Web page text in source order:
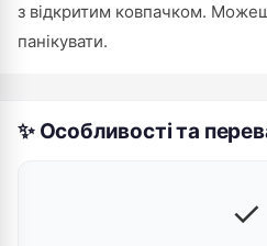
з відкритим ковпачком.
панікувати.
✨ Особливості та
✓